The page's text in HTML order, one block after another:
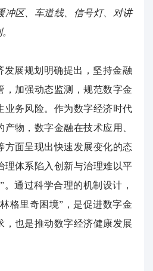
冲区、车道线、信号灯、对讲
发展规划明确提出，坚持金融
，加强动态监测，规范数字金
业务风险。作为数字经济时代
物，数字金融在技术应用、
方面呈现出快速发展变化的态
理体系陷入创新与治理难以平
通过科学合理的机制设计，
格里奇困境”，是促进数字金
，也是推动数字经济健康发展